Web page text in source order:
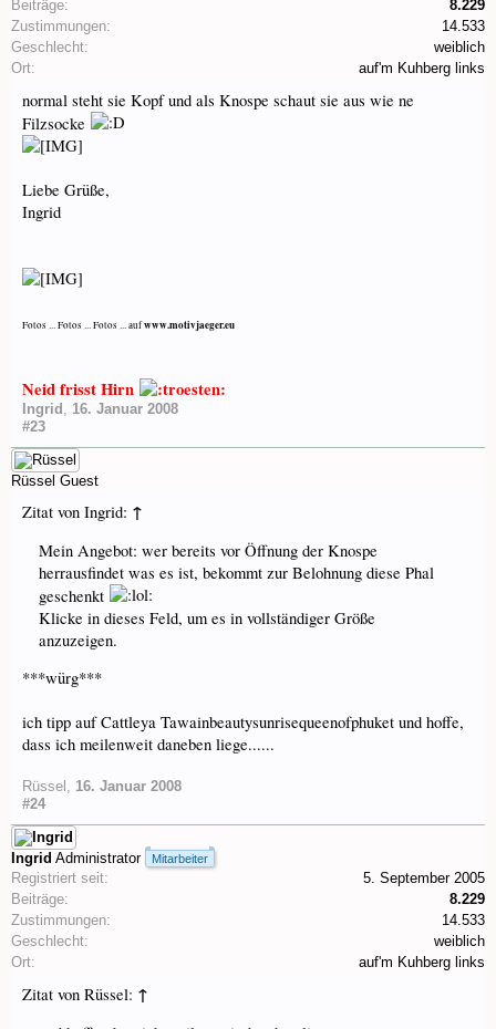
Beiträge:
8.229
Zustimmungen:
14.533
Geschlecht:
weiblich
Ort:
auf'm Kuhberg links
normal steht sie Kopf und als Knospe schaut sie aus wie ne
Filzsocke
Liebe Grüße,
Ingrid
Fotos ... Fotos ... Fotos ... aufwww.motivjaeger.eu
Neid frisst Hirn
Ingrid , 16. Januar 2008
#23
Rüssel Guest
Zitat von Ingrid: ↑
Mein Angebot: wer bereits vor Öffnung der Knospe
herrausfindet was es ist, bekommt zur Belohnung diese Phal
geschenkt
Klicke in dieses Feld, um es in vollständiger Größe
anzuzeigen.
***würg***
ich tipp auf Cattleya Tawainbeautysunrisequeenofphuket und hoffe,
dass ich meilenweit daneben liege......
Rüssel , 16. Januar 2008
#24
Ingrid Administrator Mitarbeiter
Registriert seit:
5. September 2005
Beiträge:
8.229
Zustimmungen:
14.533
Geschlecht:
weiblich
Ort:
auf'm Kuhberg links
Zitat von Rüssel: ↑